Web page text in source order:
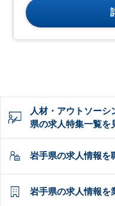
人材・アウトソー
県の求人特集一覧を
岩手県の求人情報を
岩手県の求人情報を